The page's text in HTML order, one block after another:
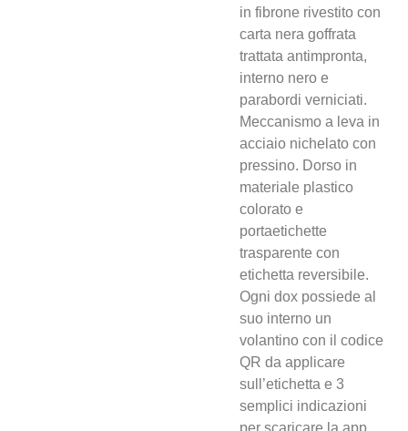
in fibrone rivestito con
carta nera goffrata
trattata antimpronta,
interno nero e
parabordi verniciati.
Meccanismo a leva in
acciaio nichelato con
pressino. Dorso in
materiale plastico
colorato e
portaetichette
trasparente con
etichetta reversibile.
Ogni dox possiede al
suo interno un
volantino con il codice
QR da applicare
sull’etichetta e 3
semplici indicazioni
per scaricare la app